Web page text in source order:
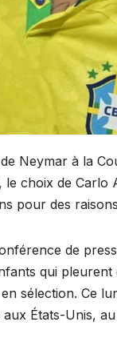
Neymar à la
choix de Carlo
pour des
de
qui
sélection. Ce
États-Unis,